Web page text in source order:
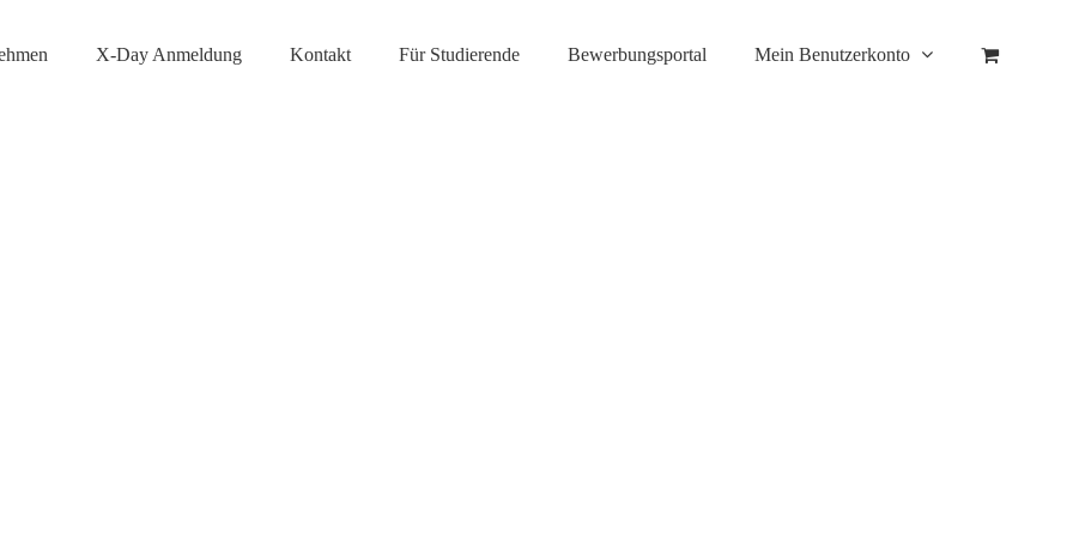
X-Day Anmeldung Kontakt Für Studierende Bewerbungsportal Mein Benutzerkonto